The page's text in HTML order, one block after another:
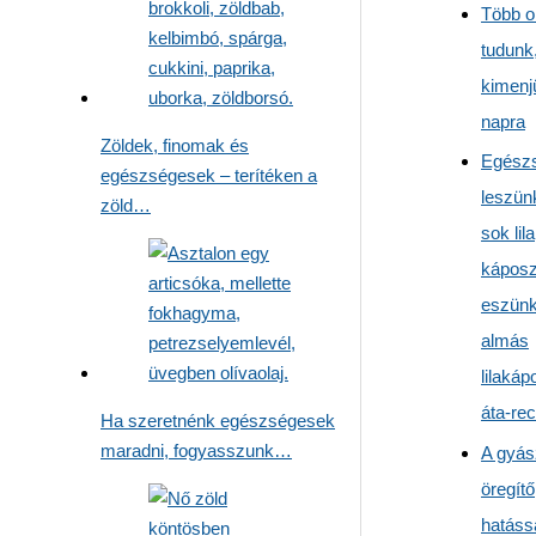
Zöldek, finomak és
egészségesek – terítéken a
zöld…
Ha szeretnénk egészségesek
maradni, fogyasszunk…
Több
napra
sok lila
almás
áta-
A
öregítő